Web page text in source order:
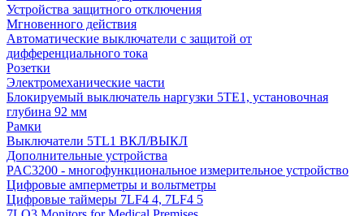
Устройства защитного отключения
Мгновенного действия
Автоматические выключатели с защитой от
дифференциального тока
Розетки
Электромеханические части
Блокируемый выключатель наргузки 5TE1, установочная
глубина 92 мм
Рамки
Выключатели 5TL1 ВКЛ/ВЫКЛ
Дополнительные устройства
PAC3200 - многофункциональное измерительное устройство
Цифровые амперметры и вольтметры
Цифровые таймеры 7LF4 4, 7LF4 5